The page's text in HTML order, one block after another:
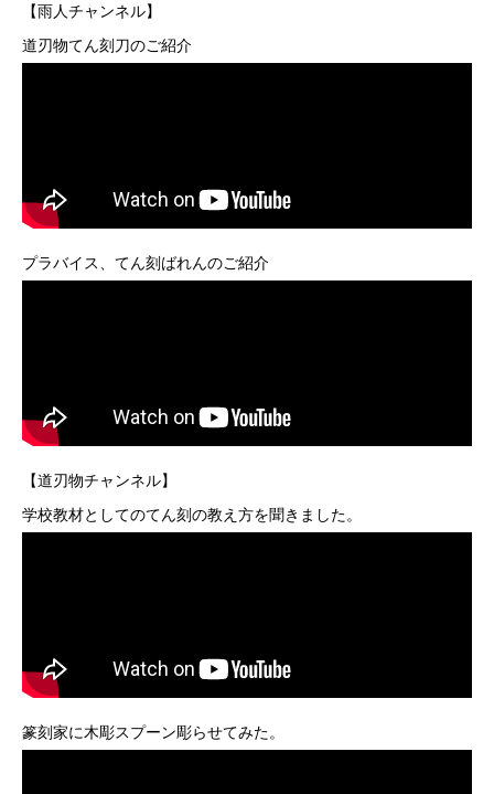
【雨人チャンネル】
道刃物てん刻刀のご紹介
プラバイス、てん刻ばれんのご紹介
【道刃物チャンネル】
学校教材としてのてん刻の教え方を聞きました。
篆刻家に木彫スプーン彫らせてみた。